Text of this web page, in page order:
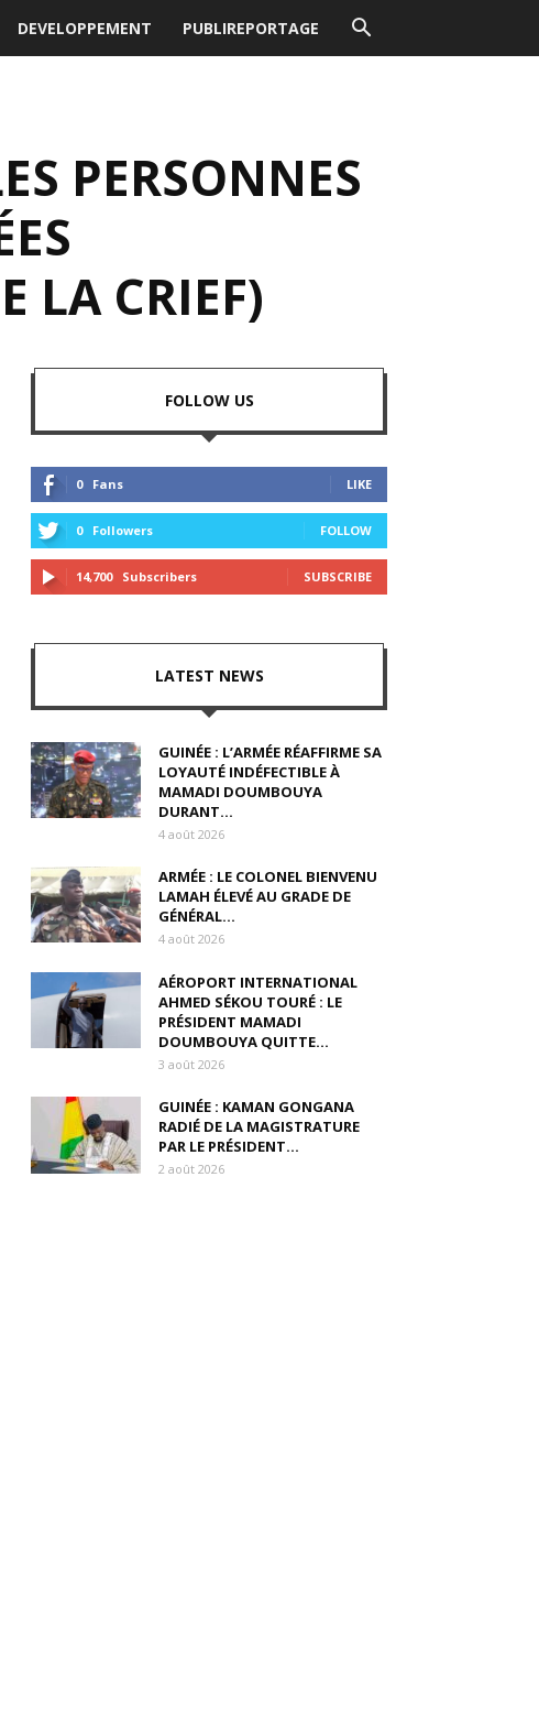
DEVELOPPEMENT PUBLIREPORTAGE
PERSONNES
LA CRIEF)
FOLLOW US
0 Fans LIKE
0 Followers FOLLOW
14,700 Subscribers SUBSCRIBE
LATEST NEWS
GUINÉE : L’ARMÉE RÉAFFIRME SA
LOYAUTÉ INDÉFECTIBLE À
MAMADI DOUMBOUYA
DURANT...
4 août 2026
ARMÉE : LE COLONEL BIENVENU
LAMAH ÉLEVÉ AU GRADE DE
GÉNÉRAL...
4 août 2026
AÉROPORT INTERNATIONAL
AHMED SÉKOU TOURÉ : LE
PRÉSIDENT MAMADI
DOUMBOUYA QUITTE...
3 août 2026
GUINÉE : KAMAN GONGANA
RADIÉ DE LA MAGISTRATURE
PAR LE PRÉSIDENT...
2 août 2026